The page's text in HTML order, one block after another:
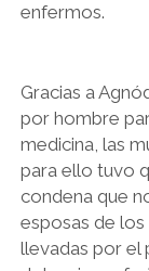
enfermos.
Gracias a
por hombre
medicina, las
para ello tuvo
condena que
esposas de los
llevadas por el